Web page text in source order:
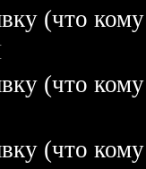
(что
(что
(что